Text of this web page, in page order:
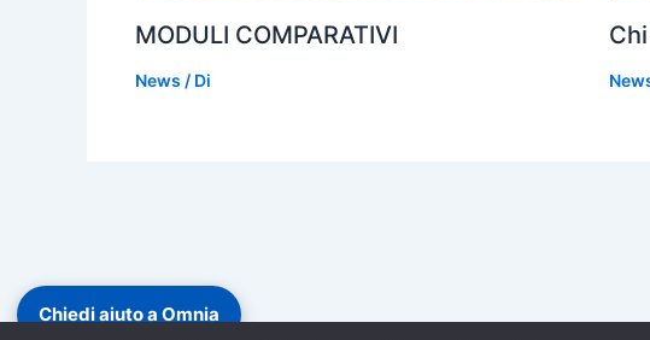
MODULI COMPARATIVI
News / Di
Chiedi aiuto a Omnia